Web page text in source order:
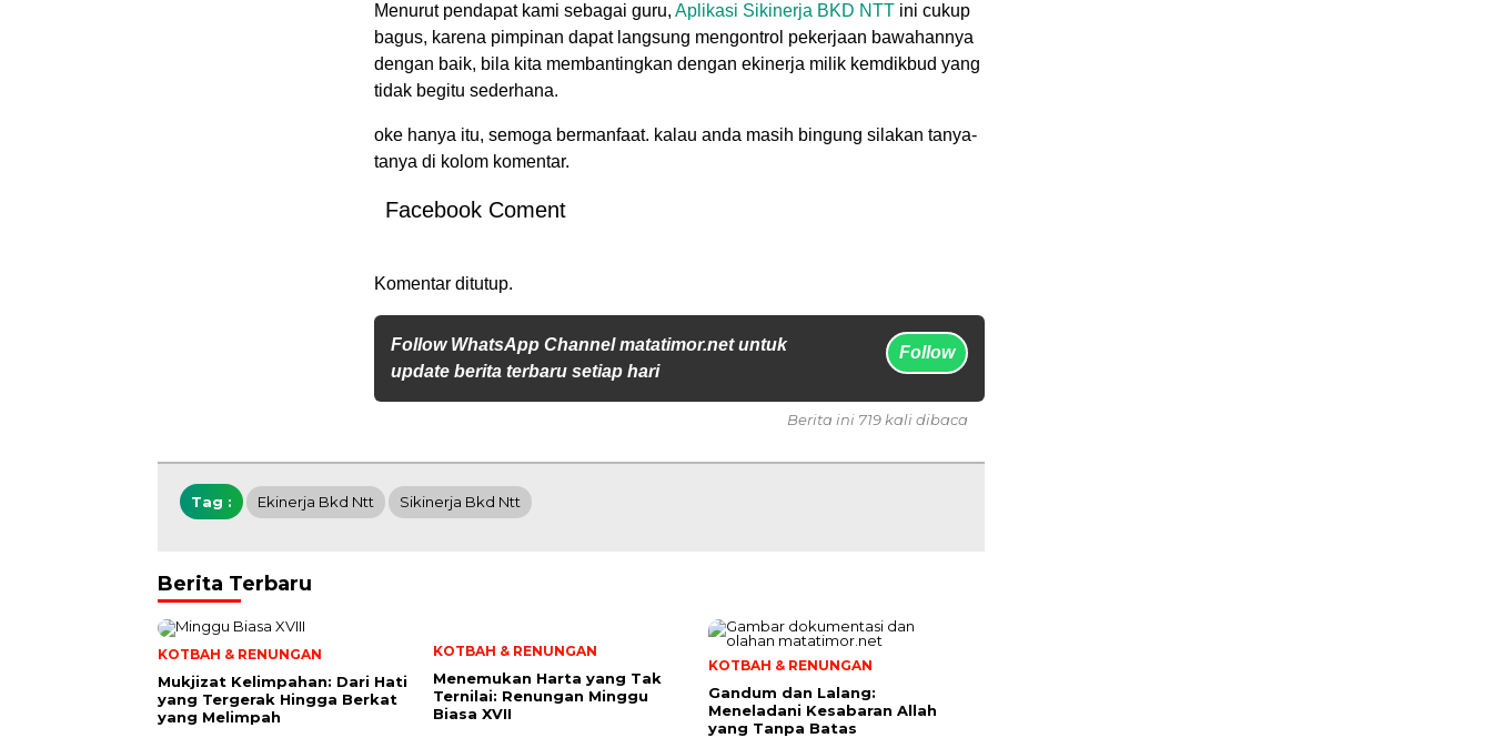
Menurut pendapat kami sebagai guru, Aplikasi Sikinerja BKD NTT ini cukup
bagus, karena pimpinan dapat langsung mengontrol pekerjaan bawahannya
dengan baik, bila kita membantingkan dengan ekinerja milik kemdikbud yang
tidak begitu sederhana.
oke hanya itu, semoga bermanfaat. kalau anda masih bingung silakan tanya-
tanya di kolom komentar.
Facebook Coment
Komentar ditutup.
Follow WhatsApp Channel matatimor.net untuk
update berita terbaru setiap hari
Follow
Berita ini 719 kali dibaca
Tag : Ekinerja Bkd Ntt Sikinerja Bkd Ntt
Berita Terbaru
KOTBAH & RENUNGAN
Mukjizat Kelimpahan: Dari Hati
yang Tergerak Hingga Berkat
yang Melimpah
KOTBAH & RENUNGAN
Menemukan Harta yang Tak
Ternilai: Renungan Minggu
Biasa XVII
KOTBAH & RENUNGAN
Gandum dan Lalang:
Meneladani Kesabaran Allah
yang Tanpa Batas